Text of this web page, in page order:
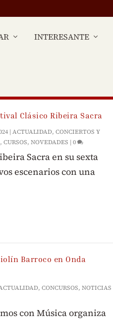
INTERESANTE
Clásico Ribeira Sacra
| ACTUALIDAD, CONCIERTOS Y
, CURSOS, NOVEDADES | 0
Sacra en su sexta
escenarios con una
Barroco en Onda
, CONCURSOS, NOTICIAS
con Música organiza